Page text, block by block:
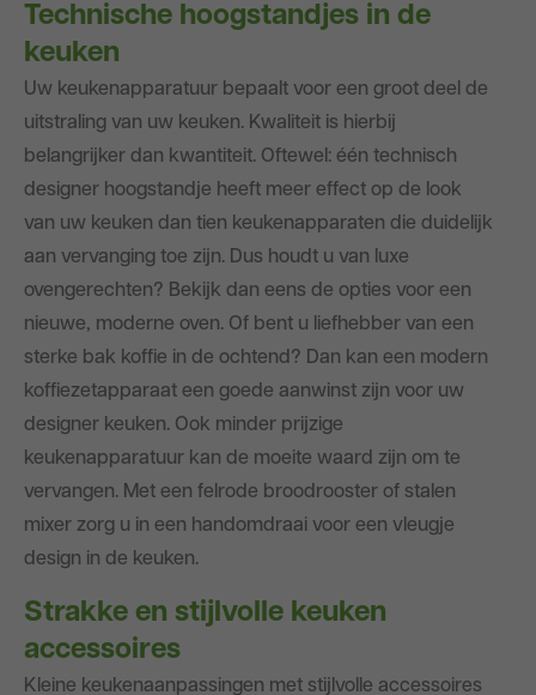
Technische hoogstandjes in de
keuken
Uw keukenapparatuur bepaalt voor een groot deel de
uitstraling van uw keuken. Kwaliteit is hierbij
belangrijker dan kwantiteit. Oftewel: één technisch
designer hoogstandje heeft meer effect op de look
van uw keuken dan tien keukenapparaten die duidelijk
aan vervanging toe zijn. Dus houdt u van luxe
ovengerechten? Bekijk dan eens de opties voor een
nieuwe, moderne oven. Of bent u liefhebber van een
sterke bak koffie in de ochtend? Dan kan een modern
koffiezetapparaat een goede aanwinst zijn voor uw
designer keuken. Ook minder prijzige
keukenapparatuur kan de moeite waard zijn om te
vervangen. Met een felrode broodrooster of stalen
mixer zorg u in een handomdraai voor een vleugje
design in de keuken.
Strakke en stijlvolle keuken
accessoires
Kleine keukenaanpassingen met stijlvolle accessoires